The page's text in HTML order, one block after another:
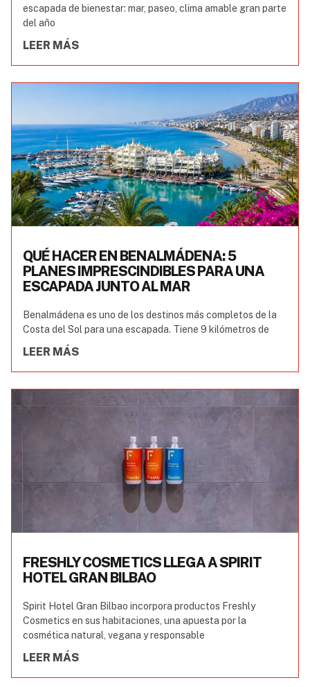
escapada de bienestar: mar, paseo, clima amable gran parte
del año
LEER MÁS
QUÉ HACER EN BENALMÁDENA: 5
PLANES IMPRESCINDIBLES PARA UNA
ESCAPADA JUNTO AL MAR
Benalmádena es uno de los destinos más completos de la
Costa del Sol para una escapada. Tiene 9 kilómetros de
LEER MÁS
FRESHLY COSMETICS LLEGA A SPIRIT
HOTEL GRAN BILBAO
Spirit Hotel Gran Bilbao incorpora productos Freshly
Cosmetics en sus habitaciones, una apuesta por la
cosmética natural, vegana y responsable
LEER MÁS